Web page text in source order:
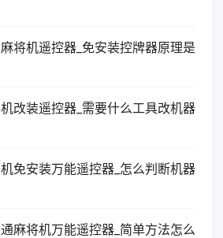
将机遥控器_免安装控牌器原理是
改装遥控器_需要什么工具改机器
免安装万能遥控器_怎么判断机器
麻将机万能遥控器_简单方法怎么